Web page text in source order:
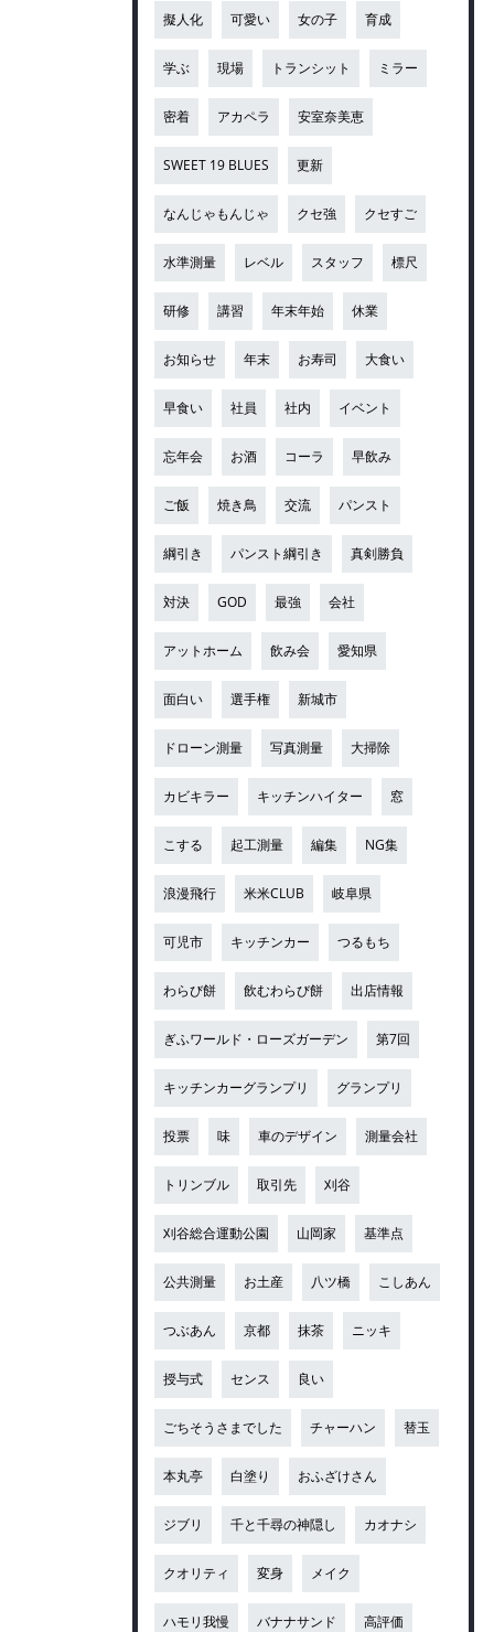
擬人化 可愛い 女の子 育成
学ぶ 現場 トランシット ミラー
密着 アカペラ 安室奈美恵
SWEET 19 BLUES 更新
なんじゃもんじゃ クセ強 クセすご
水準測量 レベル スタッフ 標尺
研修 講習 年末年始 休業
お知らせ 年末 お寿司 大食い
早食い 社員 社内 イベント
忘年会 お酒 コーラ 早飲み
ご飯 焼き鳥 交流 パンスト
綱引き パンスト綱引き 真剣勝負
対決 GOD 最強 会社
アットホーム 飲み会 愛知県
面白い 選手権 新城市
ドローン測量 写真測量 大掃除
カビキラー キッチンハイター 窓
こする 起工測量 編集 NG集
浪漫飛行 米米CLUB 岐阜県
可児市 キッチンカー つるもち
わらび餅 飲むわらび餅 出店情報
ぎふワールド・ローズガーデン 第7回
キッチンカーグランプリ グランプリ
投票 味 車のデザイン 測量会社
トリンブル 取引先 刈谷
刈谷総合運動公園 山岡家 基準点
公共測量 お土産 八ツ橋 こしあん
つぶあん 京都 抹茶 ニッキ
授与式 センス 良い
ごちそうさまでした チャーハン 替玉
本丸亭 白塗り おふざけさん
ジブリ 千と千尋の神隠し カオナシ
クオリティ 変身 メイク
ハモリ我慢 バナナサンド 高評価